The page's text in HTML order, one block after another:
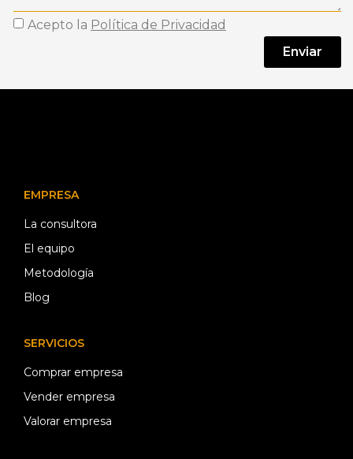
Acepto la Política de Privacidad
Enviar
EMPRESA
La consultora
El equipo
Metodología
Blog
SERVICIOS
Comprar empresa
Vender empresa
Valorar empresa